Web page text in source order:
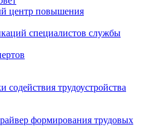
центр повышения
специалистов службы
содействия трудоустройства
формирования трудовых